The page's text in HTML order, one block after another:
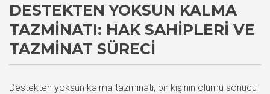
DESTEKTEN YOKSUN KALMA
TAZMINATI: HAK SAHIPLERI VE
TAZMINAT SÜRECI
Destekten yoksun kalma tazminatı, bir kişinin ölümü sonucu